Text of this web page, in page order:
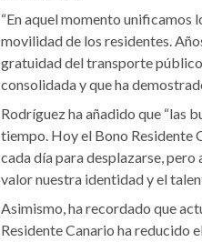
“En aquel momento
movilidad de los residentes.
gratuidad del transporte público
consolidada y que ha
Rodríguez ha añadido que “las
tiempo. Hoy el Bono Residente
cada día para desplazarse,
valor nuestra identidad y el
Asimismo, ha recordado que
Residente Canario ha reducido